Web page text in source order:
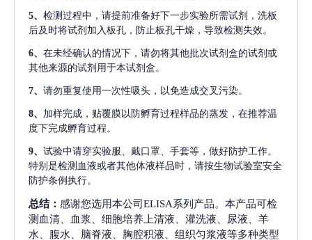
5、 检测过程中，请提前准备好下一步实验所需试剂，洗板
后及时将试剂加入板孔，防止板孔干燥，导致检测失效。
6、 在未经确认的情况下，请勿将其他批次试剂盒的试剂或
其他来源的试剂用于本试剂盒。
7、 请勿重复使用一次性吸头，以免造成交叉污染。
8、 加样完成，贴覆膜以防孵育过程样品的蒸发，在推荐温
度下完成孵育过程。
9、 试验中请穿实验服、戴口罩、手套等，做好防护工作。
特别是检测血液或者其他体液样品时，请按生物试验室安全
防护条例执行。
总结： 感谢您选用本公司ELISA系列产品。本产品可检
测血清、血浆、细胞培养上清液、灌洗液、尿液、羊
水、腹水、脑脊液、胸腔积液、组织匀浆液等多种类型